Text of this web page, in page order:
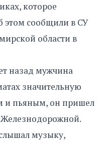
которое
этом сообщили в СУ
области в
назад мужчина
значительную
и пьяным, он пришел
музыку,